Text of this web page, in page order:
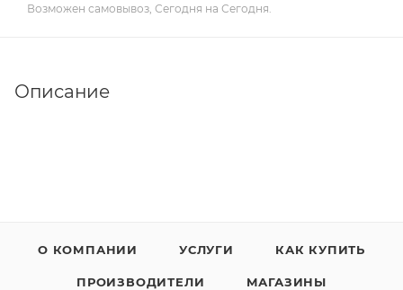
Возможен самовывоз, Сегодня на Сегодня.
Описание
О КОМПАНИИ УСЛУГИ КАК КУПИТЬ
ПРОИЗВОДИТЕЛИ МАГАЗИНЫ